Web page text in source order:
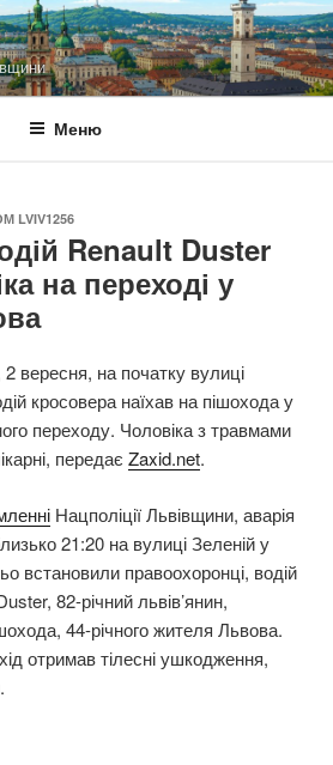
Меню
LVIV1256
Renault Duster
на переході у
2 вересня, на початку вулиці
кросовера наїхав на пішохода у
переходу. Чоловіка з травмами
передає Zaxid.net.
Нацполіції Львівщини, аварія
21:20 на вулиці Зеленій у
встановили правоохоронці, водій
82-річний львів’янин,
44-річного жителя Львова.
отримав тілесні ушкодження,